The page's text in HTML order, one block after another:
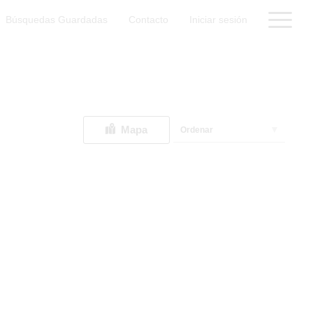
Búsquedas Guardadas Contacto Iniciar sesión
Mapa Ordenar